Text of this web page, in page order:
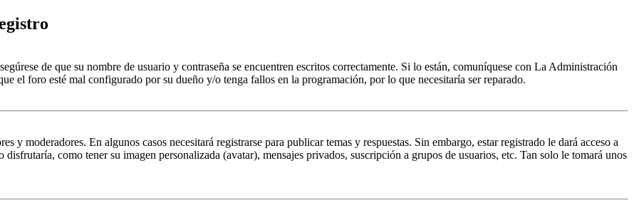
de que su nombre de usuario y contraseña se encuentren escritos correctamente. Si lo están, comuníquese con La Administración
el foro esté mal configurado por su dueño y/o tenga fallos en la programación, por lo que necesitaría ser reparado.
y moderadores. En algunos casos necesitará registrarse para publicar temas y respuestas. Sin embargo, estar registrado le dará acceso a
como tener su imagen personalizada (avatar), mensajes privados, suscripción a grupos de usuarios, etc. Tan solo le tomará unos